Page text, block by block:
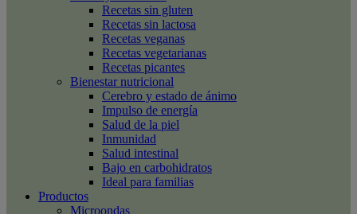
Recetas sin gluten
Recetas sin lactosa
Recetas veganas
Recetas vegetarianas
Recetas picantes
Bienestar nutricional
Cerebro y estado de ánimo
Impulso de energía
Salud de la piel
Inmunidad
Salud intestinal
Bajo en carbohidratos
Ideal para familias
Productos
Microondas